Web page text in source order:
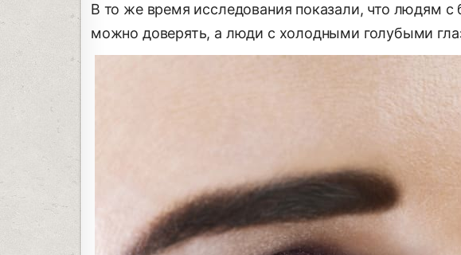
В то же время исследования показали, что людям
можно доверять, а люди с холодными голубыми